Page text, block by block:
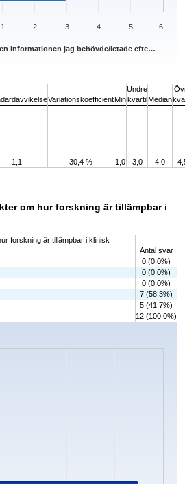
informationen jag behövde/letade efte…
1 2 3 4 5 6
VariationskoefficientMin
Undre
kvartilMedian
1,1 30,4 % 1,0 3,0 4,0
om hur forskning är tillämpbar i
forskning är tillämpbar i klinisk
Antal svar
0 (0,0%)
0 (0,0%)
0 (0,0%)
7 (58,3%)
5 (41,7%)
12 (100,0%)